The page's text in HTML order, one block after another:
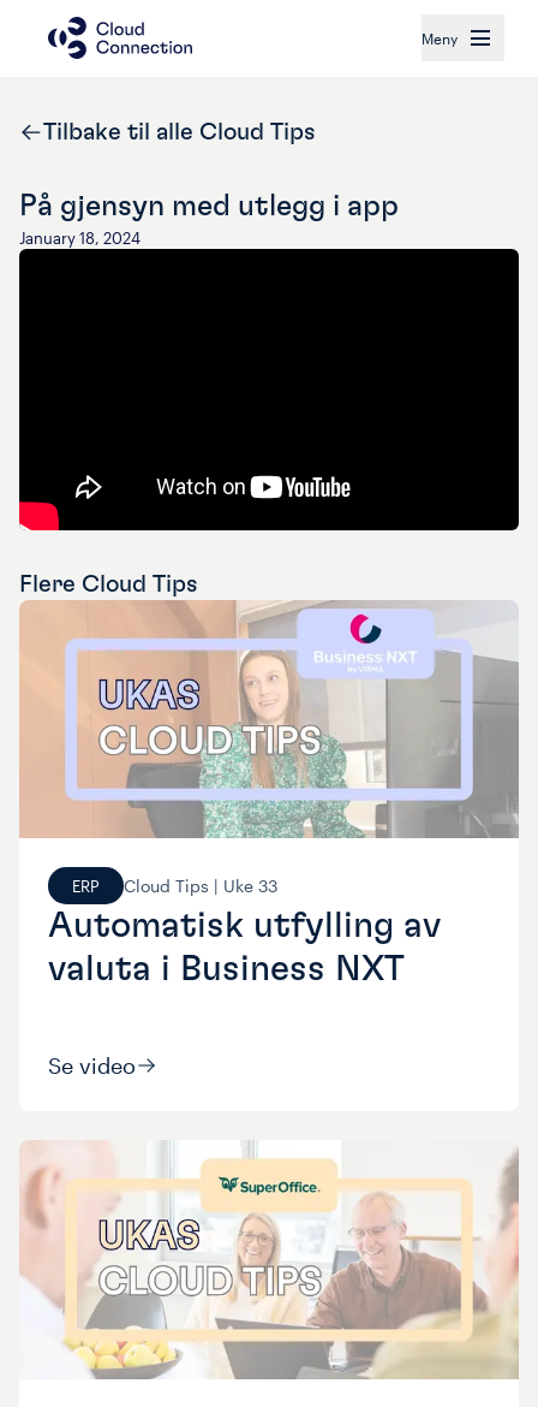
Meny
Tilbake til alle Cloud Tips
På gjensyn med utlegg i app
January 18, 2024
Flere Cloud Tips
ERP Cloud Tips | Uke 33
Automatisk utfylling av
valuta i Business NXT
Se video